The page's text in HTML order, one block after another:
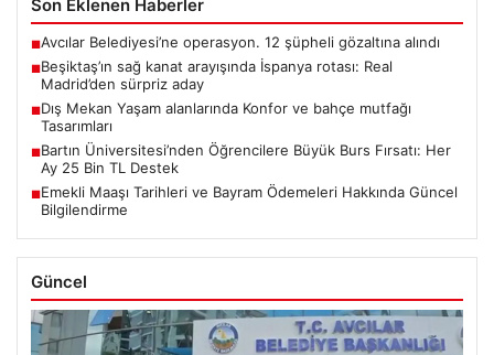
Son Eklenen Haberler
■Avcılar Belediyesi’ne operasyon. 12 şüpheli gözaltına alındı
■Beşiktaş’ın sağ kanat arayışında İspanya rotası: Real
Madrid’den sürpriz aday
■Dış Mekan Yaşam alanlarında Konfor ve bahçe mutfağı
Tasarımları
■Bartın Üniversitesi’nden Öğrencilere Büyük Burs Fırsatı: Her
Ay 25 Bin TL Destek
■Emekli Maaşı Tarihleri ve Bayram Ödemeleri Hakkında Güncel
Bilgilendirme
Güncel